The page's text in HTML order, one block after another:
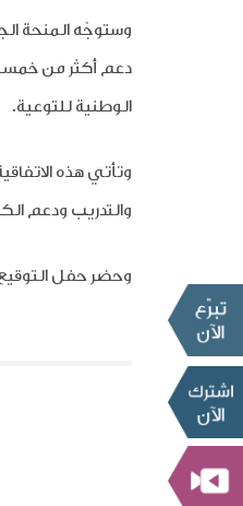
وستوجّه المنحة
دعم أكثر من
الوطنية للتوعية.
وتأتي هذه الاتفاقية
والتدريب ودعم
وحضر حفل